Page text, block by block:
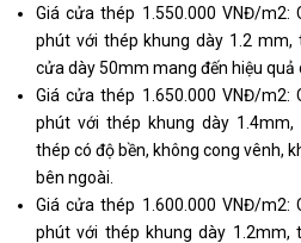
Giá cửa thép 1.550.000 VNĐ/m2:
phút với thép khung dày 1.2 mm,
cửa dày 50mm mang đến hiệu quả
Giá cửa thép 1.650.000 VNĐ/m2:
phút với thép khung dày
thép có độ bền, không cong vênh,
bên ngoài.
Giá cửa thép 1.600.000 VNĐ/m2:
phút với thép khung dày 1.2mm,